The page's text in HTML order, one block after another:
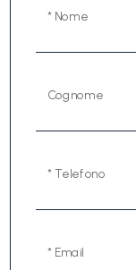
* Nome
Cognome
* Telefono
* Email